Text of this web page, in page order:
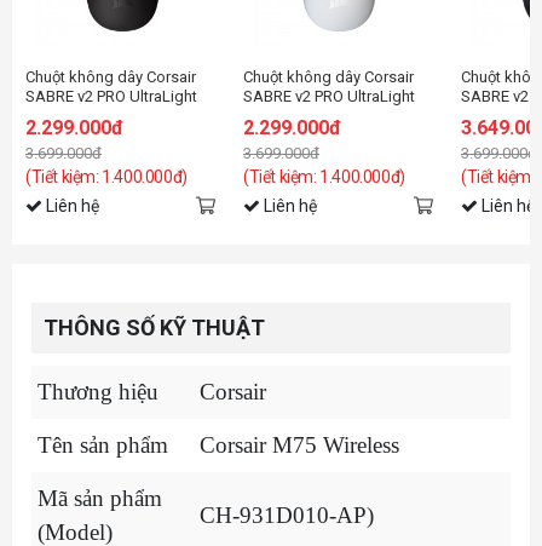
Chuột không dây Corsair
SABRE v2 PRO UltraLight
2.299.000đ
3.699.000đ
(Tiết kiệm: 1.400.000đ)
Liên hệ
Chuột không dây Corsair
SABRE v2 PRO UltraLight
2.299.000đ
3.699.000đ
(Tiết kiệm: 1.400.000đ)
Liên hệ
Chuột
SABRE v2
3.699.000đ
(Tiết kiệm:
Liên hệ
THÔNG SỐ KỸ THUẬT
Thương hiệu Corsair
Tên sản phẩm Corsair M75 Wireless
Mã sản phẩm
(Model)
CH-931D010-AP)